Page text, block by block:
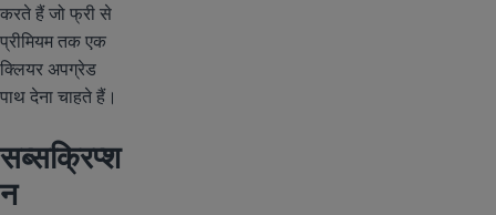
करते हैं जो फ्री से
प्रीमियम तक एक
क्लियर अपग्रेड
पाथ देना चाहते हैं।
सब्सक्रिप्श
न